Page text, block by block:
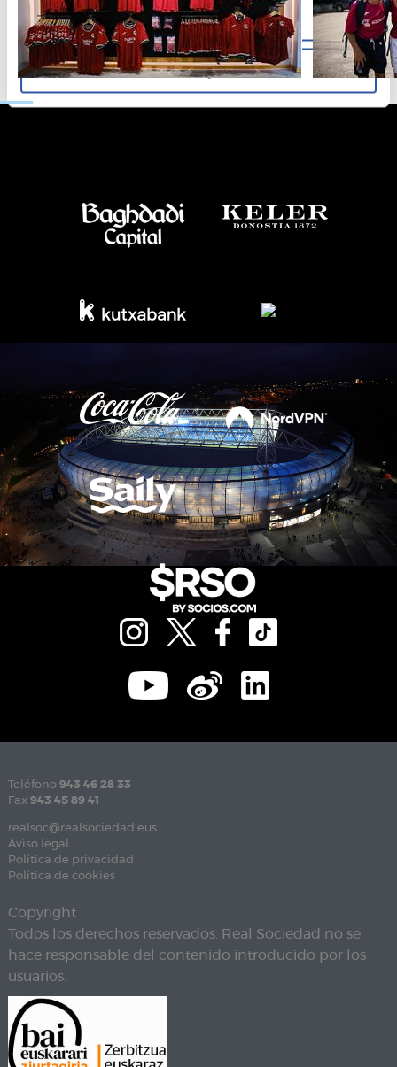
Allow selection
Deny
Teléfono 943 46 28 33
Fax 943 45 89 41
realsoc@realsociedad.eus
Aviso legal
Política de privacidad
Política de cookies
Copyright
Todos los derechos reservados. Real Sociedad no se
hace responsable del contenido introducido por los
usuarios.